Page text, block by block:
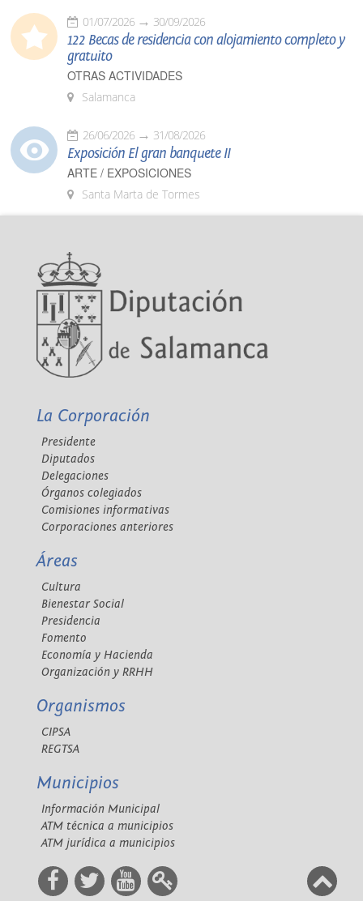
01/07/2026 30/09/2026
122 Becas de residencia con alojamiento completo y
gratuito
OTRAS ACTIVIDADES
Salamanca
26/06/2026 31/08/2026
Exposición El gran banquete II
ARTE / EXPOSICIONES
Santa Marta de Tormes
La Corporación
Presidente
Diputados
Delegaciones
Órganos colegiados
Comisiones informativas
Corporaciones anteriores
Áreas
Cultura
Bienestar Social
Presidencia
Fomento
Economía y Hacienda
Organización y RRHH
Organismos
CIPSA
REGTSA
Municipios
Información Municipal
ATM técnica a municipios
ATM jurídica a municipios